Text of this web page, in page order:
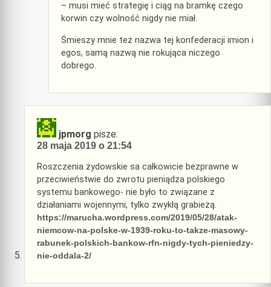
– musi mieć strategię i ciąg na bramkę czego
korwin czy wolność nigdy nie miał.
Śmieszy mnie też nazwa tej konfederacji imion i
egos, samą nazwą nie rokująca niczego
dobrego.
jpmorg pisze:
28 maja 2019 o 21:54
Roszczenia żydowskie sa całkowicie bezprawne w
przeciwieństwie do zwrotu pieniądza polskiego
systemu bankowego- nie było to związane z
działaniami wojennymi, tylko zwykłą grabieżą.
https://marucha.wordpress.com/2019/05/28/atak-
niemcow-na-polske-w-1939-roku-to-takze-masowy-
rabunek-polskich-bankow-rfn-nigdy-tych-pieniedzy-
nie-oddala-2/